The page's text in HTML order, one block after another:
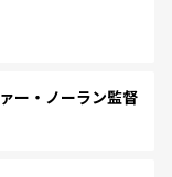
ー・ノーラン監督